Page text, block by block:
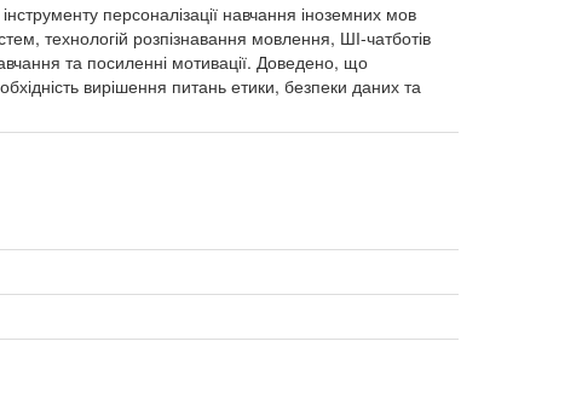
персоналізації навчання іноземних мов
технологій розпізнавання мовлення, ШІ-чатботів
та посиленні мотивації. Доведено, що
вирішення питань етики, безпеки даних та